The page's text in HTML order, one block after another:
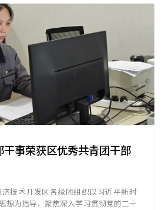
事荣获区优秀共青团干部
技术开发区各级团组织以习近平新时
想为指导，聚焦深入学习贯彻党的二十